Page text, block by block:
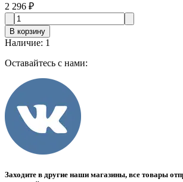
2 296 ₽
В корзину
Наличие: 1
Оставайтесь с нами:
Заходите в другие наши магазины, все товары